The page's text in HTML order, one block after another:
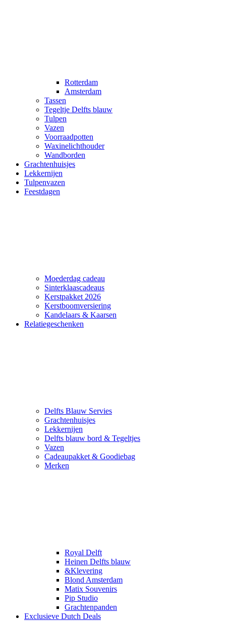
Rotterdam
Amsterdam
Tassen
Tegeltje Delfts blauw
Tulpen
Vazen
Voorraadpotten
Waxinelichthouder
Wandborden
Grachtenhuisjes
Lekkernijen
Tulpenvazen
Feestdagen
Moederdag cadeau
Sinterklaascadeaus
Kerstpakket 2026
Kerstboomversiering
Kandelaars & Kaarsen
Relatiegeschenken
Delfts Blauw Servies
Grachtenhuisjes
Lekkernijen
Delfts blauw bord & Tegeltjes
Vazen
Cadeaupakket & Goodiebag
Merken
Royal Delft
Heinen Delfts blauw
&Klevering
Blond Amsterdam
Matix Souvenirs
Pip Studio
Grachtenpanden
Exclusieve Dutch Deals